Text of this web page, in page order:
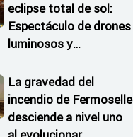
eclipse total de sol:
Espectáculo de drones
luminosos y
Estrellas
La gravedad del
incendio de Fermoselle
desciende a nivel uno